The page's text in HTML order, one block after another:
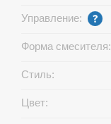
Управление:
Форма смесителя:
Стиль:
Цвет: